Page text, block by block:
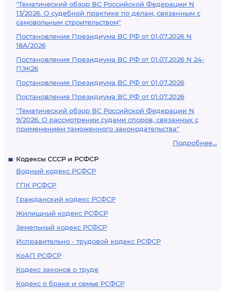
"Тематический обзор ВС Российской Федерации N
13/2026. О судебной практике по делам, связанным с
самовольным строительством"
Постановление Президиума ВС РФ от 01.07.2026 N
18А/2026
Постановление Президиума ВС РФ от 01.07.2026 N 24-
ПЭК26
Постановление Президиума ВС РФ от 01.07.2026
Постановление Президиума ВС РФ от 01.07.2026
"Тематический обзор ВС Российской Федерации N
9/2026. О рассмотрении судами споров, связанных с
применением таможенного законодательства"
Подробнее...
Кодексы СССР и РСФСР
Водный кодекс РСФСР
ГПК РСФСР
Гражданский кодекс РСФСР
Жилищный кодекс РСФСР
Земельный кодекс РСФСР
Исправительно - трудовой кодекс РСФСР
КоАП РСФСР
Кодекс законов о труде
Кодекс о браке и семье РСФСР